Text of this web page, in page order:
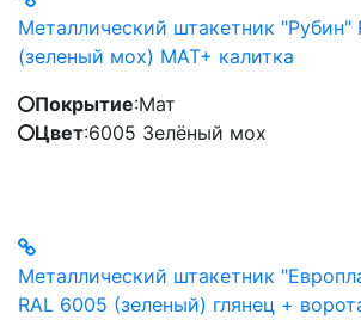
Металлический штакетник "Рубин"
(зеленый мох) МАТ+ калитка
Покрытие:Мат
Цвет:6005 Зелёный мох
Металлический штакетник
RAL 6005 (зеленый) глянец +